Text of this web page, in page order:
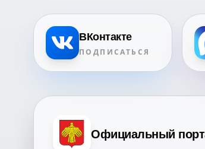
ВКонтакте
ПОДПИСАТЬСЯ
Официальный